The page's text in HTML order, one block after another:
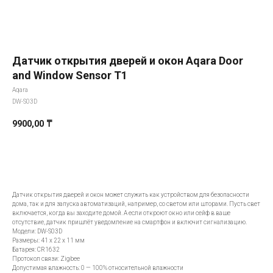
Датчик открытия дверей и окон Aqara Door
and Window Sensor T1
Aqara
DW-S03D
9900,00 ₸
Датчик открытия дверей и окон может служить как устройством для безопасности
дома, так и для запуска автоматизаций, например, со светом или шторами. Пусть свет
включается, когда вы заходите домой. А если откроют окно или сейф в ваше
отсутствие, датчик пришлёт уведомление на смартфон и включит сигнализацию.
Модели: DW-S03D
Размеры: 41 х 22 х 11 мм
Батарея: CR1632
Протокол связи: Zigbee
Допустимая влажность: 0 — 100% относительной влажности
Всё начинается
со света
E-mail